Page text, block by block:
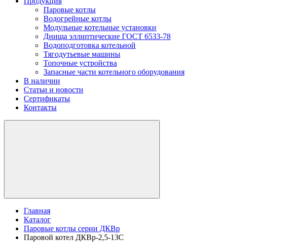
Паровые котлы
Водогрейные котлы
Модульные котельные установки
Днища эллиптические ГОСТ 6533-78
Водоподготовка котельной
Тягодутьевые машины
Топочные устройства
Запасные части котельного оборудования
В наличии
Статьи и новости
Сертификаты
Контакты
Главная
Каталог
Паровые котлы серии ДКВр
Паровой котел ДКВр-2,5-13С